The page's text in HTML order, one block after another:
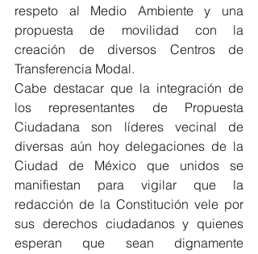
respeto al Medio Ambiente y una
propuesta de movilidad con la
creación de diversos Centros de
Transferencia Modal.
Cabe destacar que la integración de
los representantes de Propuesta
Ciudadana son líderes vecinal de
diversas aún hoy delegaciones de la
Ciudad de México que unidos se
manifiestan para vigilar que la
redacción de la Constitución vele por
sus derechos ciudadanos y quienes
esperan que sean dignamente